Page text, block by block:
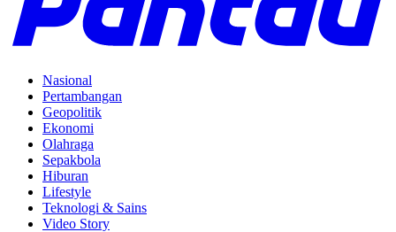
Nasional
Pertambangan
Geopolitik
Ekonomi
Olahraga
Sepakbola
Hiburan
Lifestyle
Teknologi & Sains
Video Story